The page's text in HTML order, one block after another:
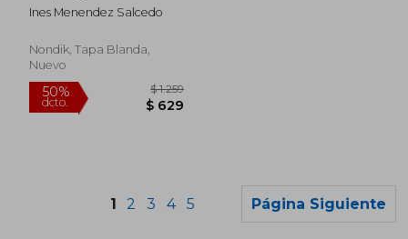
Ines Menendez Salcedo
Nondik, Tapa Blanda,
Nuevo
1 2 3 4 5 Página Siguiente